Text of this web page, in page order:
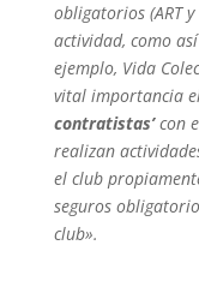
obligatorios (ART
actividad, como
ejemplo, Vida
vital importancia
contratistas’con
realizan
el club
seguros
club».